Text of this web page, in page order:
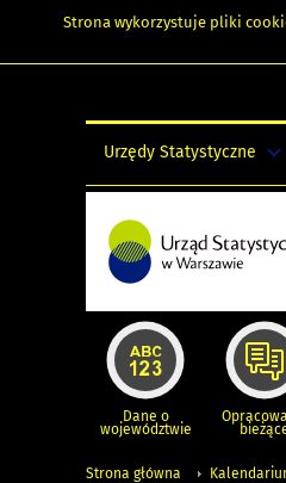
Strona wykorzystuje pliki
Urzędy Statystyczne
Dane o
województwie
Strona główna